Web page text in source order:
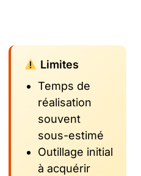
Limites
Temps de
réalisation
souvent
sous-estimé
Outillage initial
à acquérir